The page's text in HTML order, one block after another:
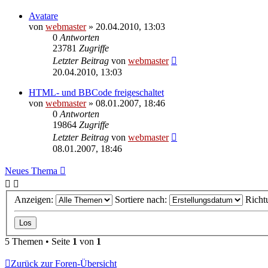
Avatare
von webmaster» 20.04.2010, 13:03
0 Antworten
23781 Zugriffe
Letzter Beitrag von webmaster
20.04.2010, 13:03
HTML- und BBCode freigeschaltet
von webmaster» 08.01.2007, 18:46
0 Antworten
19864 Zugriffe
Letzter Beitrag von webmaster
08.01.2007, 18:46
Neues Thema
Anzeigen: Sortiere nach:
5 Themen • Seite 1 von 1
Zurück zur Foren-Übersicht